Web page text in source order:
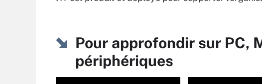
Pour approfondir sur PC,
périphériques